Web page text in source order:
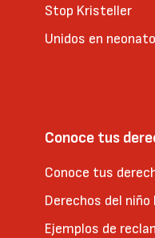
Stop Kristeller
Unidos en
Conoce tus
Conoce tus
Derechos del
Ejemplos de